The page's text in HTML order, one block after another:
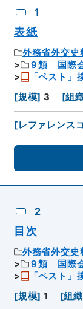
1
表紙
外務省外交史
９類 国際
「ペスト」
[規模] 3 [組
[レファレンス
2
目次
外務省外交史
９類 国際
「ペスト」
[規模] 1 [組